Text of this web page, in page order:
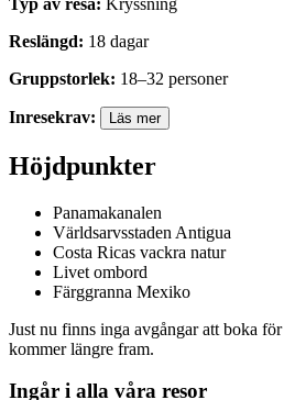
Reslängd: 18 dagar
Gruppstorlek: 18–32 personer
Inresekrav: Läs mer
Höjdpunkter
Panamakanalen
Världsarvsstaden Antigua
Costa Ricas vackra natur
Livet ombord
Färggranna Mexiko
Just nu finns inga avgångar att boka
kommer längre fram.
Ingår i alla våra resor